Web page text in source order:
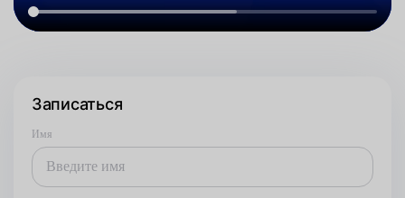
Записаться
Имя